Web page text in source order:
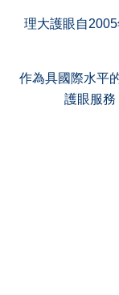
理大護眼自
作為具國際水平
護眼服務